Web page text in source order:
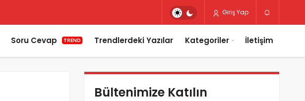
Giriş Yap
Soru Cevap TREND Trendlerdeki Yazılar Kategoriler İletişim
Bültenimize Katılın